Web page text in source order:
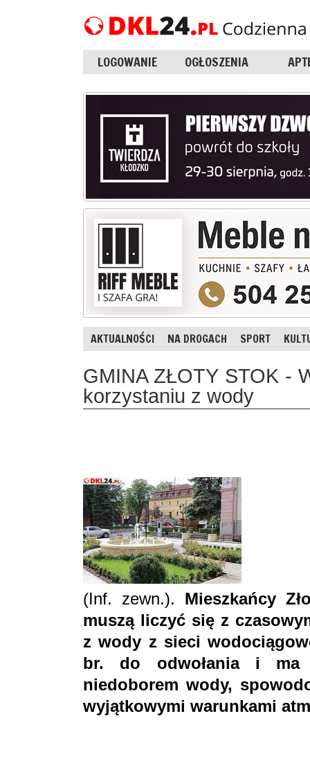
LOGOWANIE OGŁOSZENIA
AKTUALNOŚCI NA DROGACH SPORT
GMINA ZŁOTY STOK -
korzystaniu z wody
(Inf. zewn.). Mieszkańcy
muszą liczyć się z
z wody z sieci
br. do odwołania i ma
niedoborem wody,
wyjątkowymi warunkami